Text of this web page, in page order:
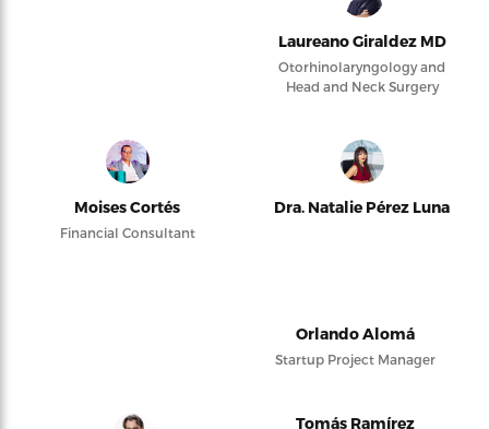
Laureano Giraldez MD
Otorhinolaryngology and
Head and Neck Surgery
Moises Cortés
Financial Consultant
Dra. Natalie Pérez Luna
Orlando Alomá
Startup Project Manager
Tomás Ramírez